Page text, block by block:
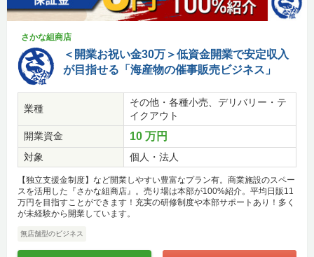
さかな組商店
＜開業お祝い金30万＞低資金開業で安定収入
が目指せる「海産物の催事販売ビジネス」
業種
その他・各種小売、デリバリー・テ
イクアウト
開業資金
10 万円
対象 個人・法人
【独立支援金制度】など開業しやすい豊富なプラン有。商業施設のスペー
スを活用した『さかな組商店』。売り場は本部が100%紹介。平均日販11
万円を目指すことができます！充実の研修制度や本部サポートあり！多く
が未経験から開業しています。
無店舗型のビジネス